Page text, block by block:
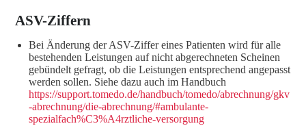
ASV-Ziffern
Bei Änderung der ASV-Ziffer eines Patienten wird für alle
bestehenden Leistungen auf nicht abgerechneten Scheinen
gebündelt gefragt, ob die Leistungen entsprechend angepasst
werden sollen. Siehe dazu auch im Handbuch
https://support.tomedo.de/handbuch/tomedo/abrechnung/gkv
-abrechnung/die-abrechnung/#ambulante-
spezialfach%C3%A4rztliche-versorgung